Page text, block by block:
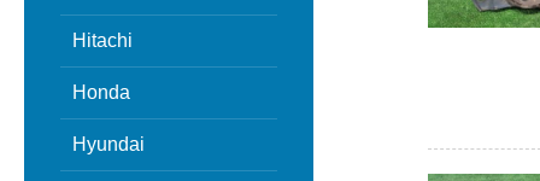
Hitachi
Honda
Hyundai